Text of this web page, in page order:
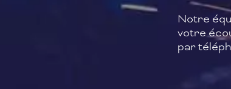
Notre
votre
par